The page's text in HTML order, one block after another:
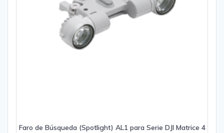
Faro de Búsqueda (Spotlight) AL1 para Serie DJI Matrice 4